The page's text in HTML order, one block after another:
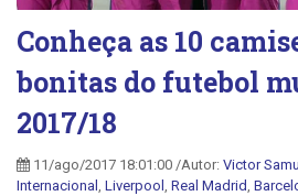
Conheça as 10
bonitas do futebol
2017/18
11/ago/2017 18:01:00 /Autor: Victor
Internacional Liverpool Real Madrid